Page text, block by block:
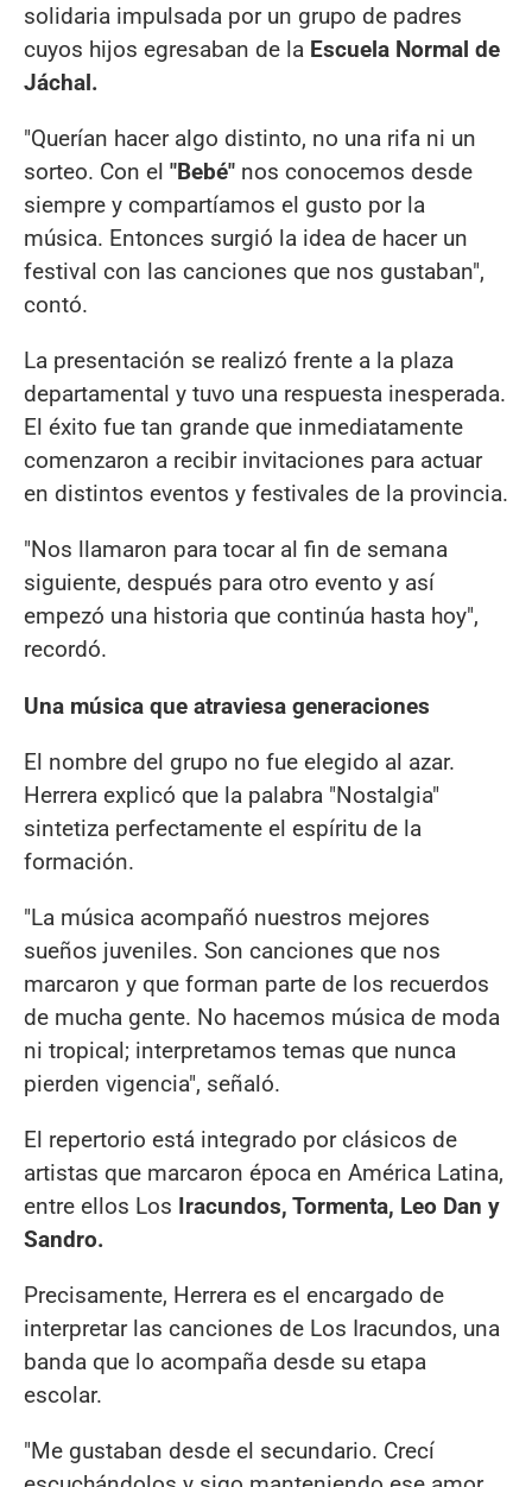
solidaria impulsada por un grupo de padres
cuyos hijos egresaban de la Escuela Normal de
Jáchal.
"Querían hacer algo distinto, no una rifa ni un
sorteo. Con el "Bebé" nos conocemos desde
siempre y compartíamos el gusto por la
música. Entonces surgió la idea de hacer un
festival con las canciones que nos gustaban",
contó.
La presentación se realizó frente a la plaza
departamental y tuvo una respuesta inesperada.
El éxito fue tan grande que inmediatamente
comenzaron a recibir invitaciones para actuar
en distintos eventos y festivales de la provincia.
"Nos llamaron para tocar al fin de semana
siguiente, después para otro evento y así
empezó una historia que continúa hasta hoy",
recordó.
Una música que atraviesa generaciones
El nombre del grupo no fue elegido al azar.
Herrera explicó que la palabra "Nostalgia"
sintetiza perfectamente el espíritu de la
formación.
"La música acompañó nuestros mejores
sueños juveniles. Son canciones que nos
marcaron y que forman parte de los recuerdos
de mucha gente. No hacemos música de moda
ni tropical; interpretamos temas que nunca
pierden vigencia", señaló.
El repertorio está integrado por clásicos de
artistas que marcaron época en América Latina,
entre ellos Los Iracundos, Tormenta, Leo Dan y
Sandro.
Precisamente, Herrera es el encargado de
interpretar las canciones de Los Iracundos, una
banda que lo acompaña desde su etapa
escolar.
"Me gustaban desde el secundario. Crecí